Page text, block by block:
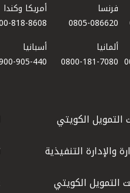
فرنسا
0805-086620
أمريكا وكندا
818-8608
ألمانيا
0800-181-7080
أسبانيا
905-440
التمويل الكويتي
والإدارة التنفيذية
التمويل الكويتي